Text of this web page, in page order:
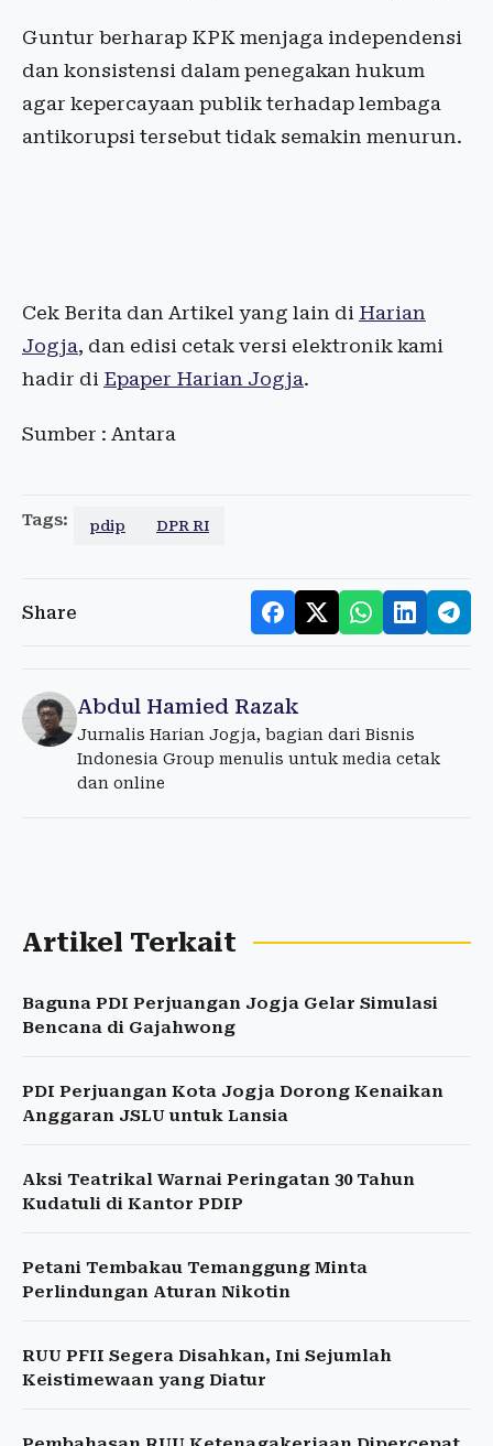
Guntur berharap KPK menjaga independensi
dan konsistensi dalam penegakan hukum
agar kepercayaan publik terhadap lembaga
antikorupsi tersebut tidak semakin menurun.
Cek Berita dan Artikel yang lain di Harian
Jogja, dan edisi cetak versi elektronik kami
hadir di Epaper Harian Jogja.
Sumber : Antara
Tags: pdip DPR RI
Share
Abdul Hamied Razak
Jurnalis Harian Jogja, bagian dari Bisnis
Indonesia Group menulis untuk media cetak
dan online
Artikel Terkait
Baguna PDI Perjuangan Jogja Gelar Simulasi
Bencana di Gajahwong
PDI Perjuangan Kota Jogja Dorong Kenaikan
Anggaran JSLU untuk Lansia
Aksi Teatrikal Warnai Peringatan 30 Tahun
Kudatuli di Kantor PDIP
Petani Tembakau Temanggung Minta
Perlindungan Aturan Nikotin
RUU PFII Segera Disahkan, Ini Sejumlah
Keistimewaan yang Diatur